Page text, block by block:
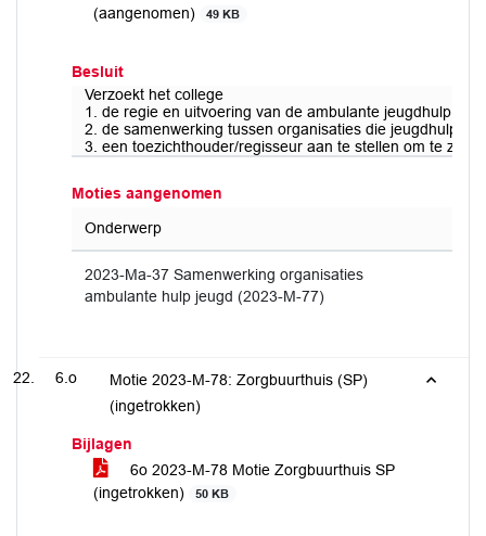
(aangenomen)
49 KB
Besluit
Verzoekt het college
1. de regie en uitvoering van de ambulante jeugdhulp zo
2. de samenwerking tussen organisaties die jeugdhulp
3. een toezichthouder/regisseur aan te stellen om te
Moties aangenomen
Onderwerp
2023-Ma-37 Samenwerking organisaties
ambulante hulp jeugd (2023-M-77)
6.o
Motie 2023-M-78: Zorgbuurthuis (SP)
(ingetrokken)
Bijlagen
6o 2023-M-78 Motie Zorgbuurthuis SP
(ingetrokken)
50 KB